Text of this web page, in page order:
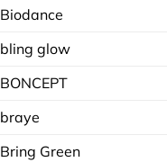
Biodance
bling glow
BONCEPT
braye
Bring Green